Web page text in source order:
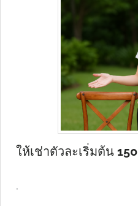
ให้เช่าตัวละเริ่มต้น 150
.